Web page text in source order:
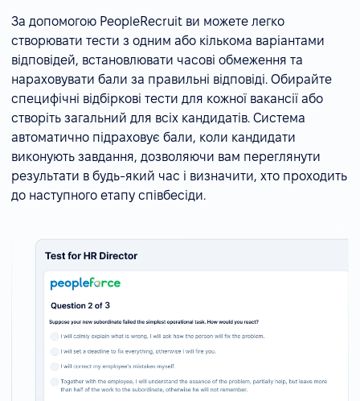
За допомогою PeopleRecruit ви можете легко
створювати тести з одним або кількома варіантами
відповідей, встановлювати часові обмеження та
нараховувати бали за правильні відповіді. Обирайте
специфічні відбіркові тести для кожної вакансії або
створіть загальний для всіх кандидатів. Система
автоматично підраховує бали, коли кандидати
виконують завдання, дозволяючи вам переглянути
результати в будь-який час і визначити, хто проходить
до наступного етапу співбесіди.